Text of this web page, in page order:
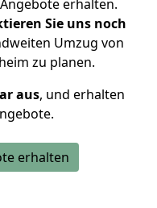
erhalten.
Sie uns noch
Umzug von
zu planen.
aus, und erhalten
erhalten